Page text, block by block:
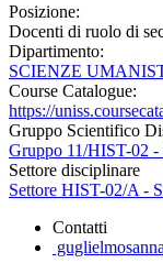
Posizione:
Docenti di ruolo di
Dipartimento:
SCIENZE
Course Catalogue:
https://
Gruppo Scientifico
Gruppo 11/HIST-02
Settore disciplinare
Settore HIST-02/A -
Contatti